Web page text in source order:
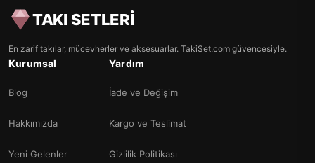
TAKI SETLERİ
En zarif takılar, mücevherler ve aksesuarlar. TakiSet.com güvencesiyle.
Kurumsal
Blog
Hakkımızda
Yeni Gelenler
Yardım
İade ve Değişim
Kargo ve Teslimat
Gizlilik Politikası